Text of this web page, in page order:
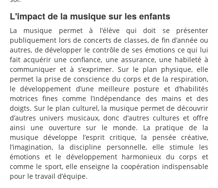
L'impact de la musique sur les enfants
La musique permet à l’élève qui doit se présenter
publiquement lors de concerts de classes, de fin d’année ou
autres, de développer le contrôle de ses émotions ce qui lui
fait acquérir une confiance, une assurance, une habileté à
communiquer et à s’exprimer. Sur le plan physique, elle
permet la prise de conscience du corps et de la respiration,
le développement d’une meilleure posture et d’habilités
motrices fines comme l’indépendance des mains et des
doigts. Sur le plan culturel, la musique permet de découvrir
d’autres univers musicaux, donc d’autres cultures et offre
ainsi une ouverture sur le monde. La pratique de la
musique développe l’esprit critique, la pensée créative,
l’imagination, la discipline personnelle, elle stimule les
émotions et le développement harmonieux du corps et
comme le sport, elle enseigne la coopération indispensable
pour le travail d’équipe.